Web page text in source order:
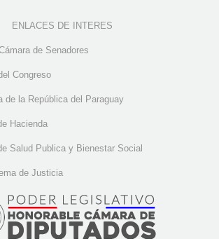
ENLACES DE INTERES
de Senadores
Congreso
de la República del Paraguay
Hacienda
Salud Publica y Bienestar Social
de Justicia